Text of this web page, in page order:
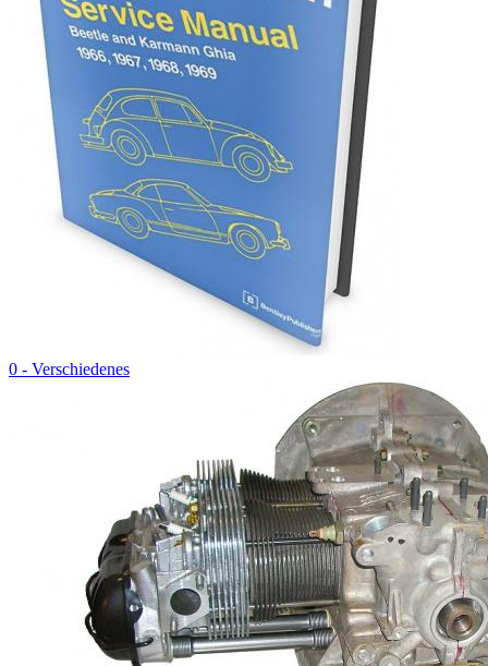
0 - Verschiedenes